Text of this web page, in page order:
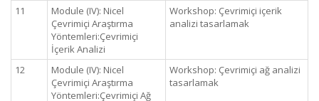
11
Module (IV): Nicel
Çevrimiçi Araştırma
Yöntemleri:Çevrimiçi
İçerik Analizi
Workshop: Çevrimiçi içerik
analizi tasarlamak
12
Module (IV): Nicel
Çevrimiçi Araştırma
Yöntemleri:Çevrimiçi Ağ
Workshop: Çevrimiçi ağ analizi
tasarlamak